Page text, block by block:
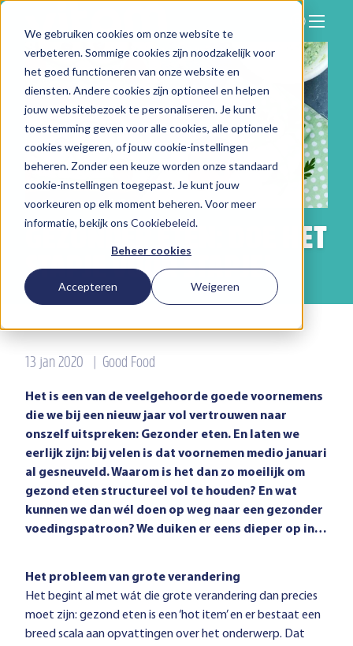
We gebruiken cookies om onze website te
verbeteren. Sommige cookies zijn noodzakelijk voor
het goed functioneren van onze website en
diensten. Andere cookies zijn optioneel en helpen
jouw websitebezoek te personaliseren. Je kunt
toestemming geven voor alle cookies, alle optionele
cookies weigeren, of jouw cookie-instellingen
beheren. Zonder een keuze worden onze standaard
cookie-instellingen toegepast. Je kunt jouw
voorkeuren op elk moment beheren. Voor meer
informatie, bekijk ons Cookiebeleid.
Beheer cookies
Accepteren Weigeren
Hier vind je ons
Onze aanpak
Over Vitam
Nieuws
Contact
Werken bij
Zoeken
GEZONDER ETEN: DOE HET
STAPJE VOOR STAPJE!
13 jan 2020 | Good Food
Het is een van de veelgehoorde goede voornemens
die we bij een nieuw jaar vol vertrouwen naar
onszelf uitspreken: Gezonder eten. En laten we
eerlijk zijn: bij velen is dat voornemen medio januari
al gesneuveld. Waarom is het dan zo moeilijk om
gezond eten structureel vol te houden? En wat
kunnen we dan wél doen op weg naar een gezonder
voedingspatroon? We duiken er eens dieper op in…
Het probleem van grote verandering
Het begint al met wát die grote verandering dan precies
moet zijn: gezond eten is een ‘hot item’ en er bestaat een
breed scala aan opvattingen over het onderwerp. Dat